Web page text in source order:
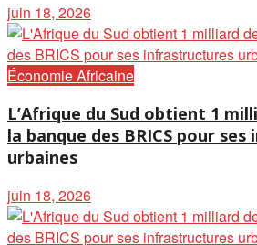
juin 18, 2026
Économie Africaine
L’Afrique du Sud obtient 1
la banque des BRICS pour
urbaines
juin 18, 2026